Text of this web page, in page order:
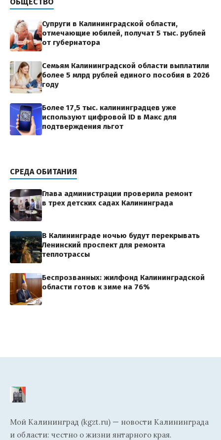
Супруги в Калининградской области,
отмечающие юбилей, получат 5 тыс. рублей
от губернатора
Семьям Калининградской области выплатили
более 5 млрд рублей единого пособия в 2026
году
Более 17,5 тыс. калининградцев уже
используют цифровой ID в Макс для
подтверждения льгот
СРЕДА ОБИТАНИЯ
Глава администрации проверила ремонт
в трех детских садах Калининграда
В Калининграде ночью будут перекрывать
Ленинский проспект для ремонта
теплотрассы
Беспрозванных: жилфонд Калининградской
области готов к зиме на 76%
Мой Калининград (kgzt.ru) — новости Калининграда
и области: честно о жизни янтарного края.